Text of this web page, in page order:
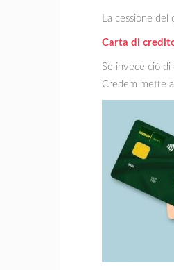
La cessione
Carta di
Se invece ciò
Credem mette